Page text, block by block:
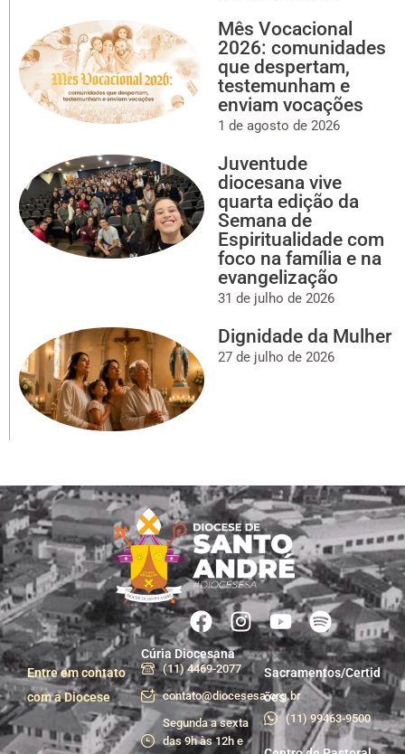
Mês Vocacional
2026: comunidades
que despertam,
testemunham e
enviam vocações
1 de agosto de 2026
Juventude
diocesana vive
quarta edição da
Semana de
Espiritualidade com
foco na família e na
evangelização
31 de julho de 2026
Dignidade da Mulher
27 de julho de 2026
Entre em contato
com a Diocese
Cúria Diocesana
(11) 4469-2077
contato@diocesesa.org.br
Segunda a sexta
das 9h às 12h e
Sacramentos/Certid
ões
(11) 99463-9500